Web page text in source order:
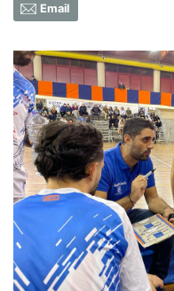
Email